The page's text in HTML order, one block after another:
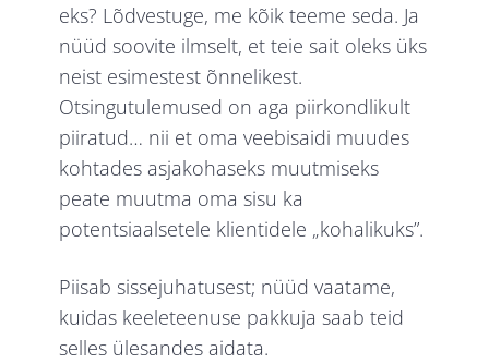
eks? Lõdvestuge, me kõik teeme seda. Ja
nüüd soovite ilmselt, et teie sait oleks üks
neist esimestest õnnelikest.
Otsingutulemused on aga piirkondlikult
piiratud… nii et oma veebisaidi muudes
kohtades asjakohaseks muutmiseks
peate muutma oma sisu ka
potentsiaalsetele klientidele „kohalikuks”.
Piisab sissejuhatusest; nüüd vaatame,
kuidas keeleteenuse pakkuja saab teid
selles ülesandes aidata.